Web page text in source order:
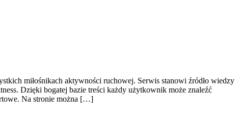
miłośnikach aktywności ruchowej. Serwis stanowi źródło wiedzy
Dzięki bogatej bazie treści każdy użytkownik może znaleźć
Na stronie można […]